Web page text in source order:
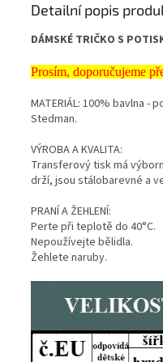
Detailní popis
DÁMSKÉ TRIČKO S
Prosím, doporučujeme
MATERIÁL: 100% bavlna -
Stedman.
VÝROBA A KVALITA:
Transferový tisk má
drží, jsou stálobarevné a
PRANÍ A ŽEHLENÍ:
Perte při teplotě do 40°C.
Nepoužívejte bělidla.
Žehlete naruby.